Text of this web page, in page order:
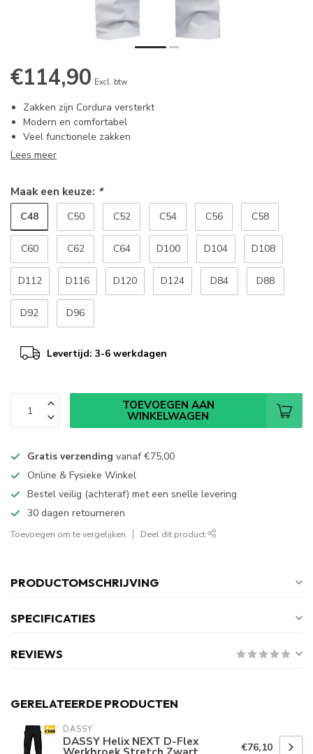
€114,90 Excl. btw
Zakken zijn Cordura versterkt
Modern en comfortabel
Veel functionele zakken
Lees meer
Maak een keuze: *
C48 C50 C52 C54 C56 C58
C60 C62 C64 D100 D104 D108
D112 D116 D120 D124 D84 D88
D92 D96
Levertijd: 3-6 werkdagen
TOEVOEGEN AAN
WINKELWAGEN
Gratis verzending vanaf€75,00
Online & Fysieke Winkel
Bestel veilig (achteraf) met een snelle levering
30 dagen retourneren
Toevoegen om te vergelijken Deel dit product
PRODUCTOMSCHRIJVING
SPECIFICATIES
REVIEWS
GERELATEERDE PRODUCTEN
DASSY
DASSY Helix NEXT D-Flex €76,10